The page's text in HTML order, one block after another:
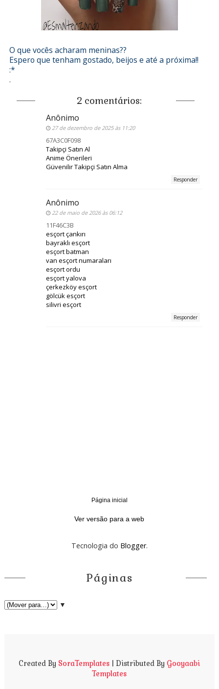
O que vocês acharam meninas??
Espero que tenham gostado, beijos e até a próxima!!
:*
.
2 comentários:
Anônimo
27 de dezembro de 2025 às 11:20
67A3C0F098
Takipçi Satın Al
Anime Önerileri
Güvenilir Takipçi Satın Alma
Responder
Anônimo
22 de maio de 2026 às 06:12
11F46C3B
esçort çankırı
bayraklı esçort
esçort batman
van esçort numaraları
esçort ordu
esçort yalova
çerkezköy esçort
gölcük esçort
silivri esçort
Responder
Página inicial
Ver versão para a web
Tecnologia do Blogger.
Páginas
▼
Created By SoraTemplates | Distributed By Gooyaabi
Templates